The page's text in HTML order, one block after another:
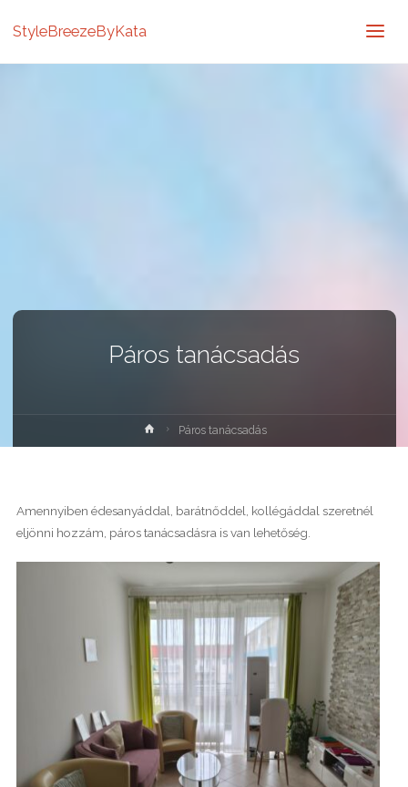
StyleBreezeByKata
Páros tanácsadás
HomePáros tanácsadás
Amennyiben édesanyáddal, barátnőddel, kollégáddal szeretnél
eljönni hozzám, páros tanácsadásra is van lehetőség.